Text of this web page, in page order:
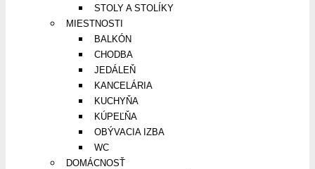
STOLY A STOLÍKY
MIESTNOSTI
BALKÓN
CHODBA
JEDÁLEŇ
KANCELÁRIA
KUCHYŇA
KÚPEĽŇA
OBÝVACIA IZBA
WC
DOMÁCNOSŤ